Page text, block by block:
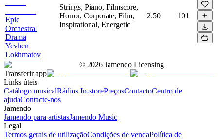
Epic
Orchestral
Drama
Yevhen
Lokhmatov
Strings, Piano, Filmscore,
Horror, Corporate, Film,
Inspirational, Energetic
2:50 101
© 2026 Jamendo Licensing
Transferir app
Links úteis
Catálogo musicalRádios In-storePreçosContactoCentro de
ajudaContacte-nos
Jamendo
Jamendo para artistasJamendo Music
Legal
Termos gerais de utilizaçãoCondições de vendaPolítica de